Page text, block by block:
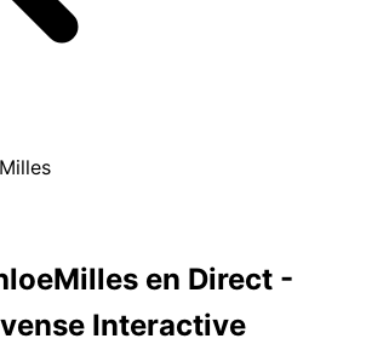
en Direct -
Interactive